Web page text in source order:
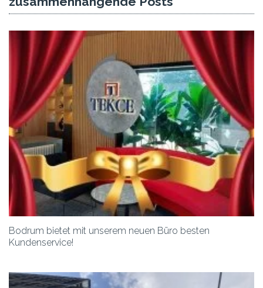
Bodrum bietet mit unserem neuen Büro besten
Kundenservice!